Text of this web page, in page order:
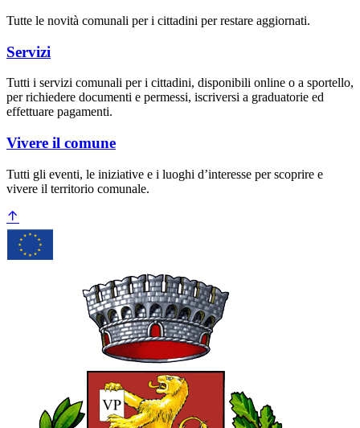
Tutte le novità comunali per i cittadini per restare aggiornati.
Servizi
Tutti i servizi comunali per i cittadini, disponibili online o a sportello,
per richiedere documenti e permessi, iscriversi a graduatorie ed
effettuare pagamenti.
Vivere il comune
Tutti gli eventi, le iniziative e i luoghi d’interesse per scoprire e
vivere il territorio comunale.